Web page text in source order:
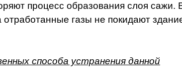
процесс образования слоя сажи.
отработанные газы не покидают
способа устранения данной